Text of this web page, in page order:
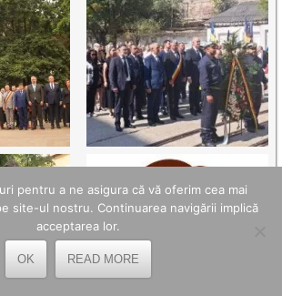
pentru a ne asigura că vă oferim cea mai
site-ul nostru. Continuarea navigării implică
acceptarea lor.
OK READ MORE